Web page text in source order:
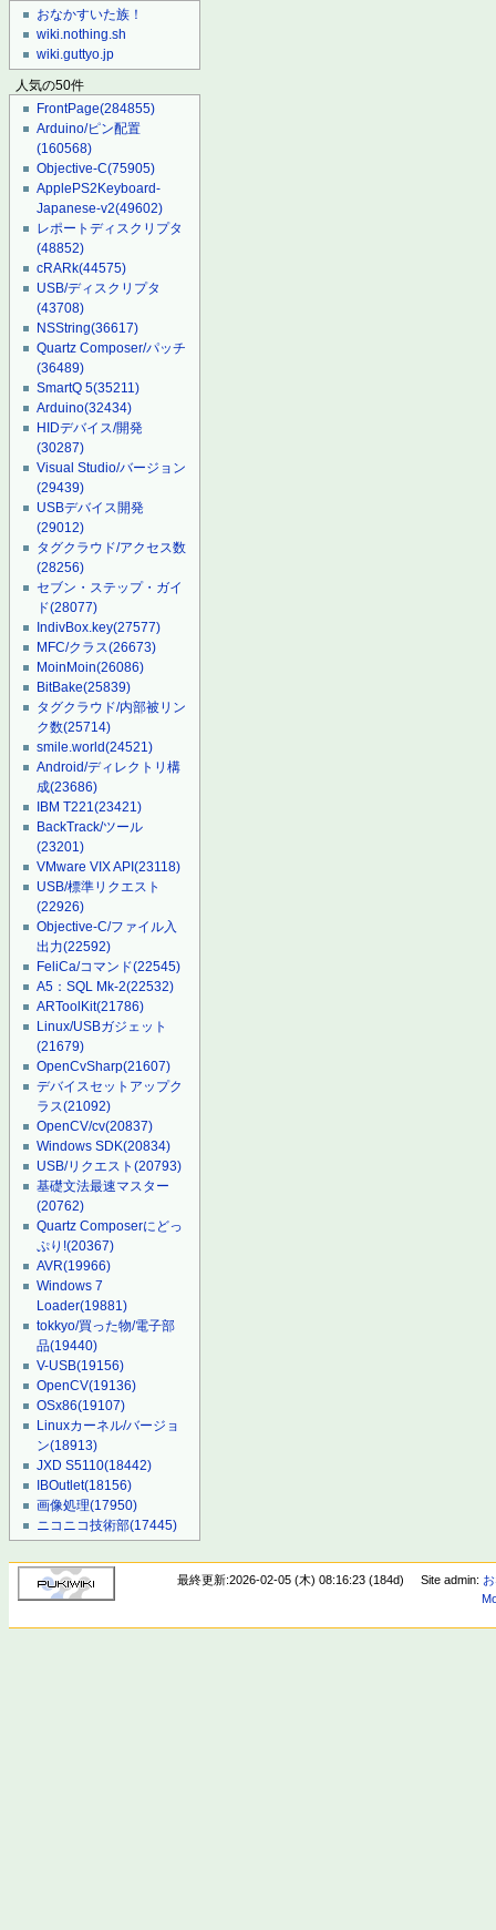
おなかすいた族！
wiki.nothing.sh
wiki.guttyo.jp
人気の50件
FrontPage(284855)
Arduino/ピン配置
(160568)
Objective-C(75905)
ApplePS2Keyboard-
Japanese-v2(49602)
レポートディスクリプタ
(48852)
cRARk(44575)
USB/ディスクリプタ
(43708)
NSString(36617)
Quartz Composer/パッチ
(36489)
SmartQ 5(35211)
Arduino(32434)
HIDデバイス/開発
(30287)
Visual Studio/バージョン
(29439)
USBデバイス開発
(29012)
タグクラウド/アクセス数
(28256)
セブン・ステップ・ガイ
ド(28077)
IndivBox.key(27577)
MFC/クラス(26673)
MoinMoin(26086)
BitBake(25839)
タグクラウド/内部被リン
ク数(25714)
smile.world(24521)
Android/ディレクトリ構
成(23686)
IBM T221(23421)
BackTrack/ツール
(23201)
VMware VIX API(23118)
USB/標準リクエスト
(22926)
Objective-C/ファイル入
出力(22592)
FeliCa/コマンド(22545)
A5：SQL Mk-2(22532)
ARToolKit(21786)
Linux/USBガジェット
(21679)
OpenCvSharp(21607)
デバイスセットアップク
ラス(21092)
OpenCV/cv(20837)
Windows SDK(20834)
USB/リクエスト(20793)
基礎文法最速マスター
(20762)
Quartz Composerにどっ
ぷり!(20367)
AVR(19966)
Windows 7
Loader(19881)
tokkyo/買った物/電子部
品(19440)
V-USB(19156)
OpenCV(19136)
OSx86(19107)
Linuxカーネル/バージョ
ン(18913)
JXD S5110(18442)
IBOutlet(18156)
画像処理(17950)
ニコニコ技術部(17445)
最終更新:2026-02-05 (木) 08:16:23 (184d) Site admin: